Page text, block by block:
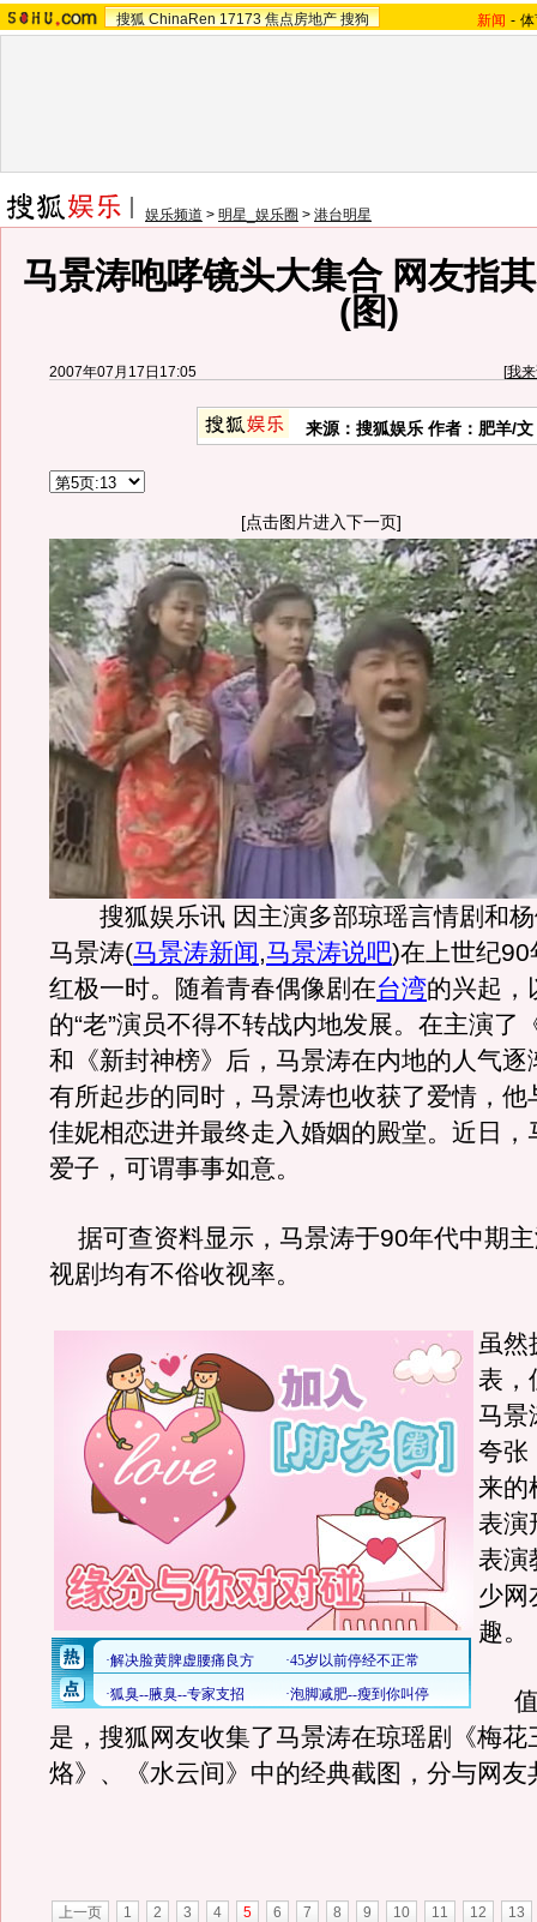
搜狐 ChinaRen 17173 焦点房地产 搜狗 新闻 -
娱乐频道 > 明星_娱乐圈 > 港台明星
马景涛咆哮镜头大集合 网友指
(图)
2007年07月17日17:05 [我
来源：搜狐娱乐 作者：肥羊/文
[点击图片进入下一页]
搜狐娱乐讯 因主演多部琼瑶言情剧和杨
马景涛(马景涛新闻,马景涛说吧)在上世纪
红极一时。随着青春偶像剧在台湾的兴起，
的“老”演员不得不转战内地发展。在主演了
和《新封神榜》后，马景涛在内地的人气逐
有所起步的同时，马景涛也收获了爱情，他
佳妮相恋进并最终走入婚姻的殿堂。近日，
爱子，可谓事事如意。
据可查资料显示，马景涛于90年代中期
视剧均有不俗收视率。
虽然
表，
马景
夸张
来的
表演
表演
少网
趣。
值
是，搜狐网友收集了马景涛在琼瑶剧《梅花
烙》、《水云间》中的经典截图，分与网友
上一页 1 2 3 4 5 6 7 8 9 10 11 12
13